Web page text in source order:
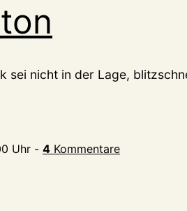
sei nicht in der Lage,
Uhr - 4 Kommentare